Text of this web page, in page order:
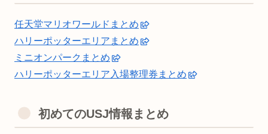
任天堂マリオワールドまとめ
ハリーポッターエリアまとめ
ミニオンパークまとめ
ハリーポッターエリア入場整理券まとめ
初めてのUSJ情報まとめ